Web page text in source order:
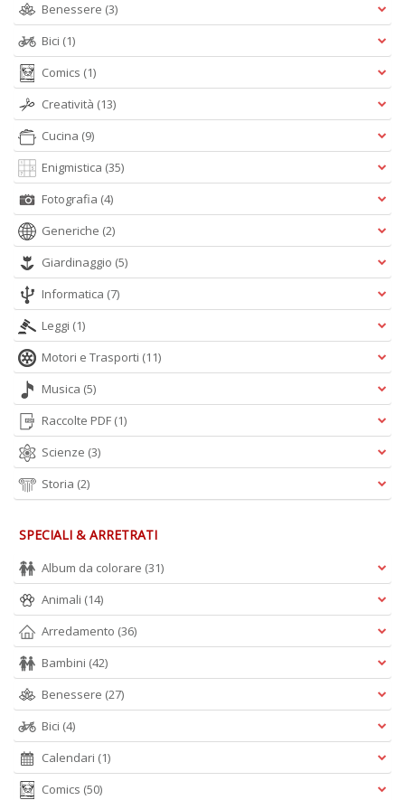
Benessere (3)
Bici (1)
Comics (1)
Creatività (13)
Cucina (9)
Enigmistica (35)
Fotografia (4)
Generiche (2)
Giardinaggio (5)
Informatica (7)
Leggi (1)
Motori e Trasporti (11)
Musica (5)
Raccolte PDF (1)
Scienze (3)
Storia (2)
SPECIALI & ARRETRATI
Album da colorare (31)
Animali (14)
Arredamento (36)
Bambini (42)
Benessere (27)
Bici (4)
Calendari (1)
Comics (50)